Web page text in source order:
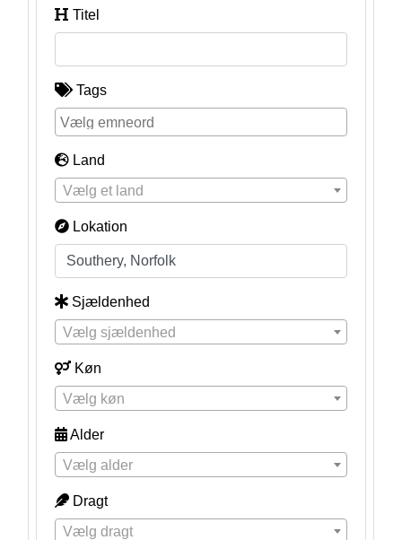
Titel
Tags
Land
Vælg et land
Lokation
Sjældenhed
Vælg sjældenhed
Køn
Vælg køn
Alder
Vælg alder
Dragt
Vælg dragt